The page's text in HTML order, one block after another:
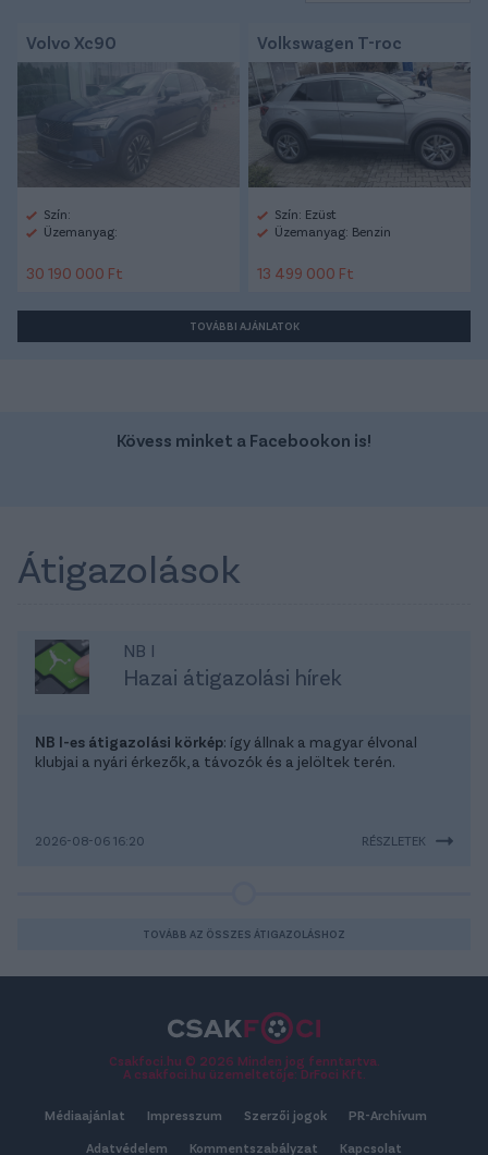
Volvo Xc90
Szín:
Üzemanyag:
30 190 000 Ft
Volkswagen T-roc
Szín: Ezüst
Üzemanyag: Benzin
13 499 000 Ft
TOVÁBBI AJÁNLATOK
Kövess minket a Facebookon is!
Átigazolások
NB I
Hazai átigazolási hírek
NB I-es átigazolási körkép: így állnak a magyar élvonal
klubjai a nyári érkezők, a távozók és a jelöltek terén.
2026-08-06 16:20 RÉSZLETEK
TOVÁBB AZ ÖSSZES ÁTIGAZOLÁSHOZ
Csakfoci.hu © 2026 Minden jog fenntartva.
A csakfoci.hu üzemeltetője: DrFoci Kft.
Médiaajánlat Impresszum Szerzői jogok PR-Archívum
Adatvédelem Kommentszabályzat Kapcsolat